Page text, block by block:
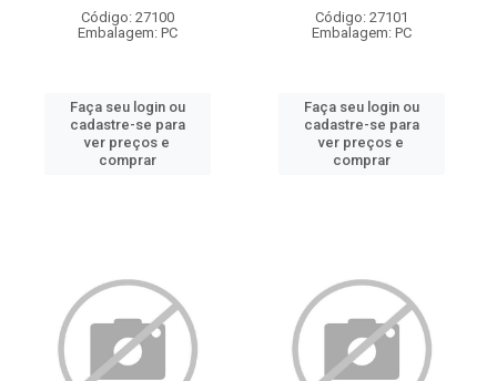
Código: 27100
Embalagem: PC
Faça seu login ou
cadastre-se para
ver preços e
comprar
Código: 27101
Embalagem: PC
Faça seu login ou
cadastre-se para
ver preços e
comprar